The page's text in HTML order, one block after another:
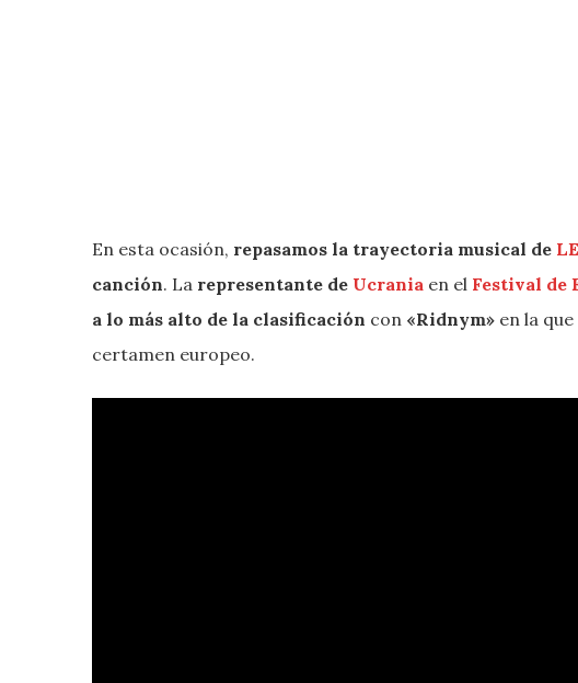
En esta ocasión, repasamos la trayectoria musical de
canción. La representante de Ucrania en el Festival de
a lo más alto de la clasificación con «Ridnym» en la
certamen europeo.